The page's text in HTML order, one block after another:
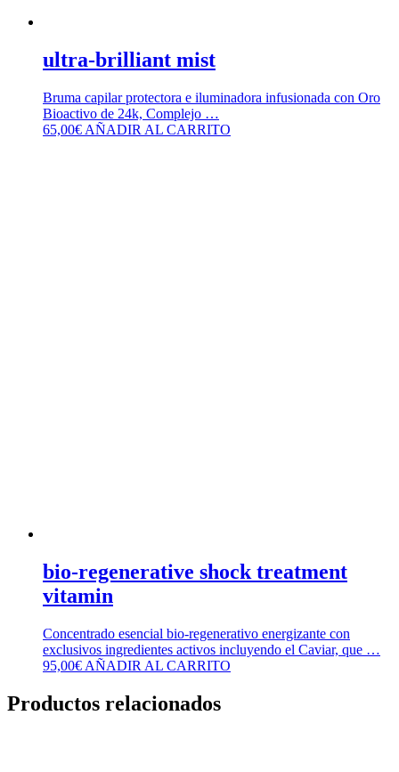
ultra-brilliant mist
Bruma capilar protectora e iluminadora infusionada con Oro
Bioactivo de 24k, Complejo …
65,00€ AÑADIR AL CARRITO
bio-regenerative shock treatment
vitamin
Concentrado esencial bio-regenerativo energizante con
exclusivos ingredientes activos incluyendo el Caviar, que …
95,00€ AÑADIR AL CARRITO
Productos relacionados